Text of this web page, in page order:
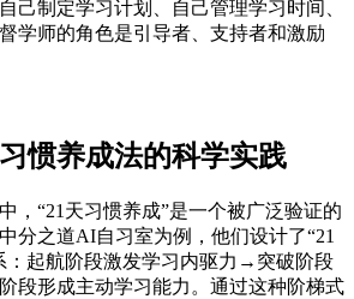
己制定学习计划、自己管理学习时间、
学师的角色是引导者、支持者和激励
惯养成法的科学实践
，“21天习惯养成”是一个被广泛验证的
分之道AI自习室为例，他们设计了“21
：起航阶段激发学习内驱力→突破阶段
段形成主动学习能力。通过这种阶梯式